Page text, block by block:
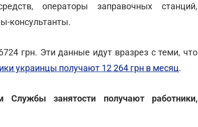
операторы заправочных станций,
консультанты.
грн. Эти данные идут вразрез с теми, что
украинцы получают 12 264 грн в месяц.
занятости получают работники,